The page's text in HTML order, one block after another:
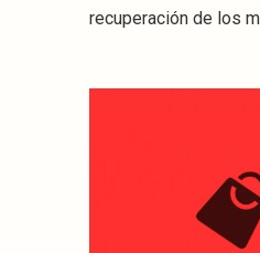
recuperación de los